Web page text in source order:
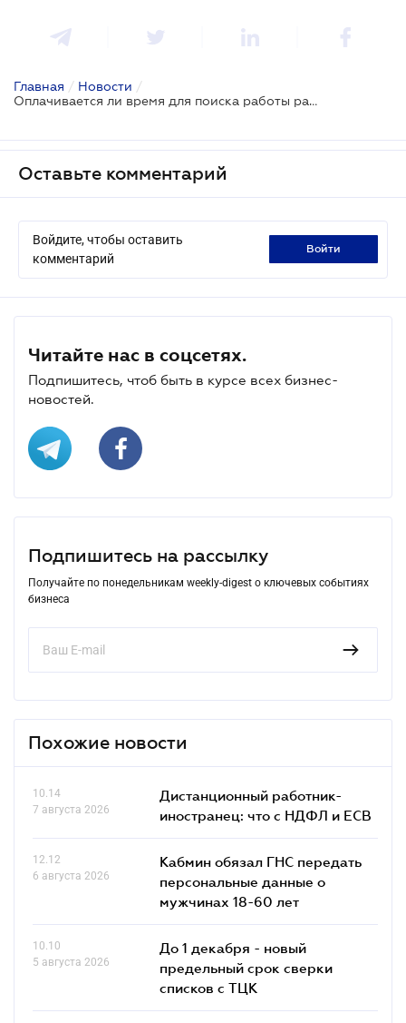
Главная / Новости /
Оплачивается ли время для поиска работы работнику, предупрежденному об увольнении
Оставьте комментарий
Войдите, чтобы оставить
комментарий
войти
Читайте нас в соцсетях.
Подпишитесь, чтоб быть в курсе всех бизнес-
новостей.
Подпишитесь на рассылку
Получайте по понедельникам weekly-digest о ключевых событиях
бизнеса
Похожие новости
10.14
7 августа 2026
Дистанционный работник-
иностранец: что с НДФЛ и ЕСВ
12.12
6 августа 2026
Кабмин обязал ГНС передать
персональные данные о
мужчинах 18-60 лет
10.10
5 августа 2026
До 1 декабря - новый
предельный срок сверки
списков c ТЦК